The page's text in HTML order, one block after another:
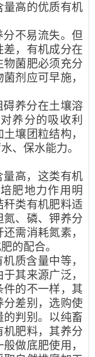
量高的优质有机
不易流失。但
差，有机成分在
物菌肥必须充分
剂应可早施，
养分在土壤溶
养分的吸收利
壤团粒结构，
、保水能力。
高，这类有机
肥地力作用明
秆类有机肥料适
、磷、钾养分
需消耗氮素，
的配合。
质含量中等，
其来源广泛，
的不一样，其
分差别，选购使
判别。以纯畜
肥料，其养分
做底肥使用，